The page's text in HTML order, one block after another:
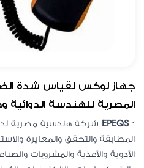
جهاز لوكس لقياس شدة
المصرية للهندسة الدوائية
•
EPEQS
المطابقة والتحقق والمعايرة
الأدوية والأغذية والمشروبات